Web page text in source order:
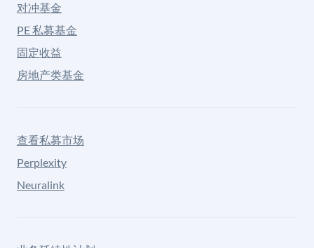
对冲基金
PE 私募基金
固定收益
房地产类基金
查看私募市场
Perplexity
Neuralink